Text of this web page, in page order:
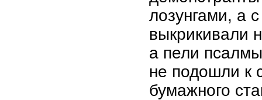
лозунгами, а
выкрикивали
а пели
не подошли к
бумажного